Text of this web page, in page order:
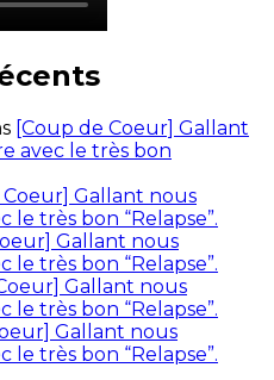
[Coup de Coeur] Gallant
avec le très bon
Coeur] Gallant nous
très bon “Relapse”.
Gallant nous
très bon “Relapse”.
Gallant nous
très bon “Relapse”.
Gallant nous
très bon “Relapse”.